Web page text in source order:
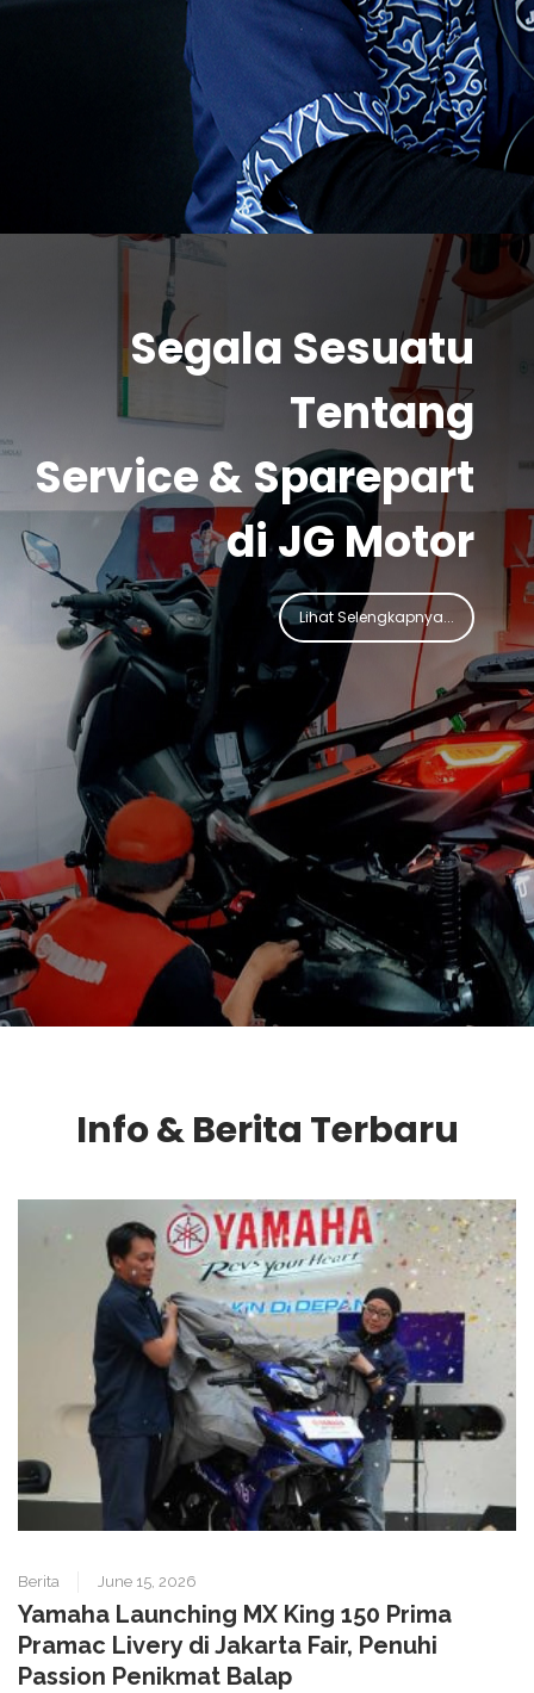
Segala Sesuatu
Tentang
Service & Sparepart
di JG Motor
Lihat Selengkapnya...
Info & Berita Terbaru
Berita June 15, 2026
Yamaha Launching MX King 150 Prima
Pramac Livery di Jakarta Fair, Penuhi
Passion Penikmat Balap